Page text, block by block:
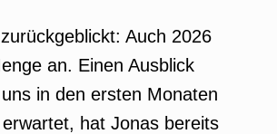
Auch 2026
an. Einen Ausblick
in den ersten Monaten
hat Jonas bereits